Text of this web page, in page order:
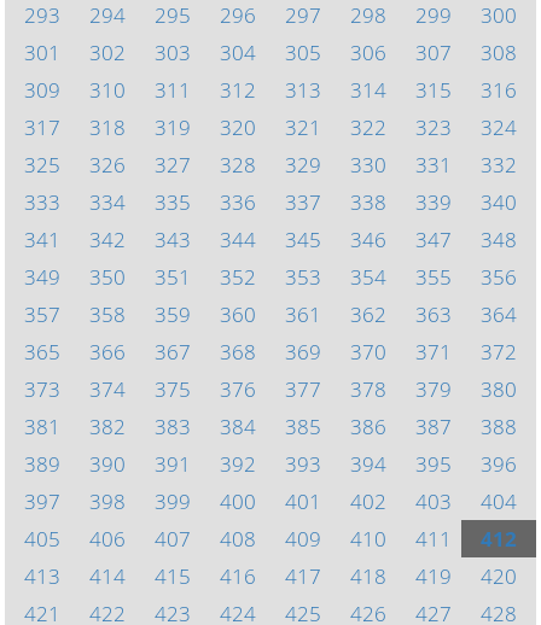
293
294 295 296 297 298 299
300
301
302 303 304 305 306 307
308
309
310 311 312 313 314 315
316
317
318 319 320 321 322 323
324
325
326 327 328 329 330 331
332
333
334 335 336 337 338 339
340
341
342 343 344 345 346 347
348
349
350 351 352 353 354 355
356
357
358 359 360 361 362 363
364
365
366 367 368 369 370 371
372
373
374 375 376 377 378 379
380
381
382 383 384 385 386 387
388
389
390 391 392 393 394 395
396
397
398 399 400 401 402 403
404
405
406 407 408 409 410 411
412
413
414 415 416 417 418 419
420
421
422 423 424 425 426 427 428